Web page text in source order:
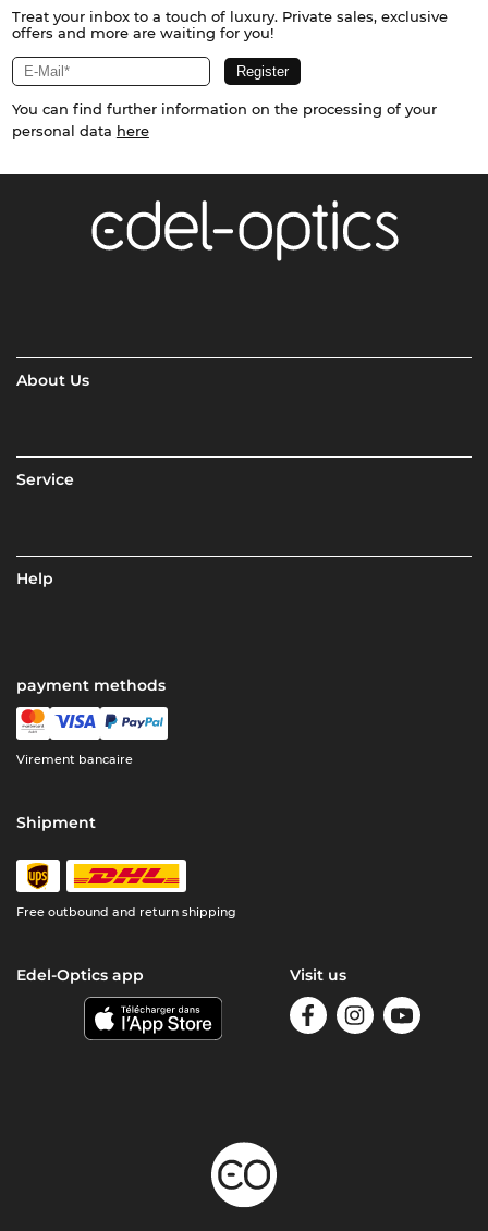
Treat your inbox to a touch of luxury. Private sales, exclusive
offers and more are waiting for you!
You can find further information on the processing of your
personal data here
About Us
Service
Help
payment methods
Virement bancaire
Shipment
Free outbound and return shipping
Edel-Optics app Visit us